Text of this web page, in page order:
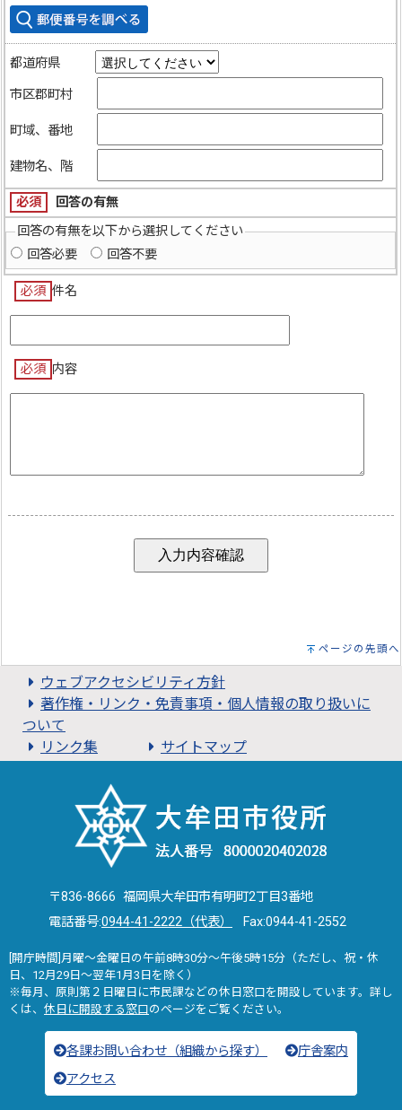
都道府県
市区郡町村
町域、番地
建物名、階
必須
回答の有無
回答の有無を以下から選択してください
回答必要
回答不要
必須 件名
必須 内容
ページの先頭へ
ウェブアクセシビリティ方針
著作権・リンク・免責事項・個人情報の取り扱いに
ついて
リンク集
サイトマップ
〒836-8666 福岡県大牟田市有明町2丁目3番地
電話番号:0944-41-2222（代表） Fax:0944-41-2552
[開庁時間]月曜～金曜日の午前8時30分～午後5時15分（ただし、祝・休
日、12月29日～翌年1月3日を除く）
※毎月、原則第２日曜日に市民課などの休日窓口を開設しています。詳し
くは、 休日に開設する窓口のページをご覧ください。
各課お問い合わせ（組織から探す）
庁舎案内
アクセス